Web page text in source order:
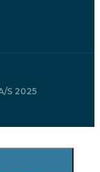
S 2025